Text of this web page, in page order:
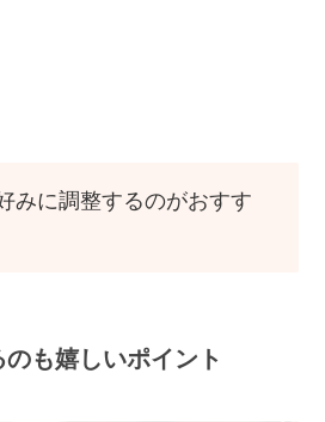
みに調整するのがおすす
も嬉しいポイント